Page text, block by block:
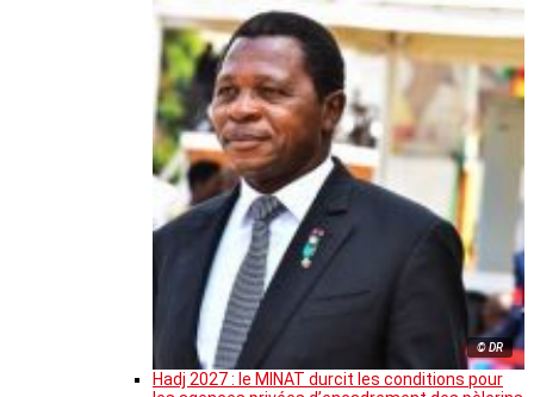
© DR
Hadj 2027 : le MINAT durcit les conditions pour